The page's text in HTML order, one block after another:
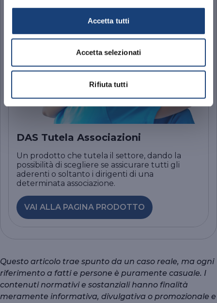
Accetta tutti
Accetta selezionati
Rifiuta tutti
DAS Tutela Associazioni
Un prodotto che tutela il settore, dando la
possibilità di scegliere se assicurare tutti gli
aderenti o soltanto i dirigenti di una
determinata associazione.
VAI ALLA PAGINA PRODOTTO
Questo articolo trae spunto da un caso reale, ma ogni
riferimento a fatti e persone è puramente casuale. I
contenuti normativi e sostanziali hanno finalità
meramente informativa, divulgativa o promozionale e